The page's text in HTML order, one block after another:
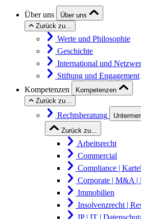
Über uns
Über uns
Zurück zu...
Werte und Philosophie
Geschichte
International und
Stiftung und Engagement
Kompetenzen
Kompetenzen
Zurück zu...
Rechtsberatung
Zurück zu...
Arbeitsrecht
Commercial
Compliance |
Corporate | M&A |
Immobilien
Insolvenzrecht |
IP | IT |